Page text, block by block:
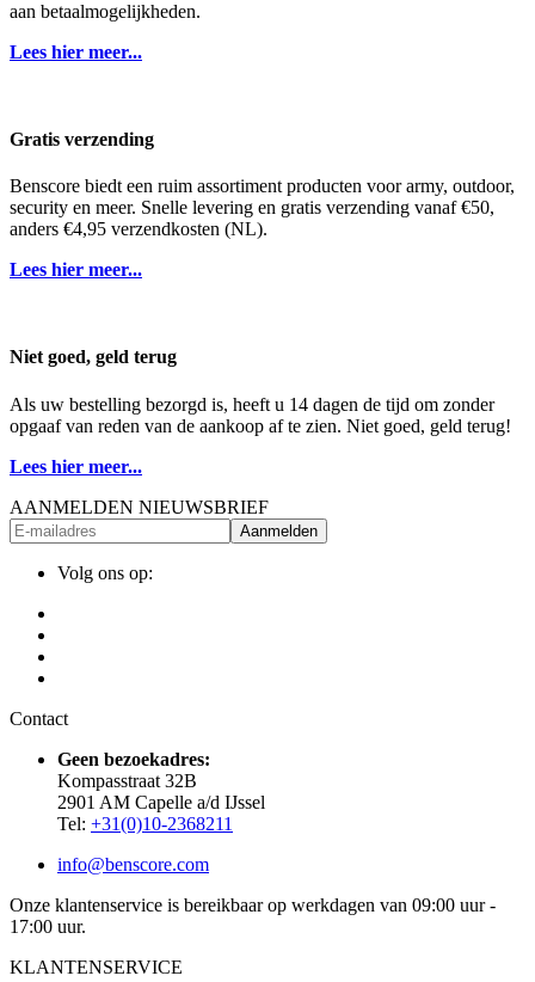
aan betaalmogelijkheden.
Lees hier meer...
Gratis verzending
Benscore biedt een ruim assortiment producten voor army, outdoor,
security en meer. Snelle levering en gratis verzending vanaf €50,
anders €4,95 verzendkosten (NL).
Lees hier meer...
Niet goed, geld terug
Als uw bestelling bezorgd is, heeft u 14 dagen de tijd om zonder
opgaaf van reden van de aankoop af te zien. Niet goed, geld terug!
Lees hier meer...
AANMELDEN NIEUWSBRIEF
Aanmelden
Volg ons op:
Contact
Geen bezoekadres:
Kompasstraat 32B
2901 AM Capelle a/d IJssel
Tel: +31(0)10-2368211
info@benscore.com
Onze klantenservice is bereikbaar op werkdagen van 09:00 uur -
17:00 uur.
KLANTENSERVICE